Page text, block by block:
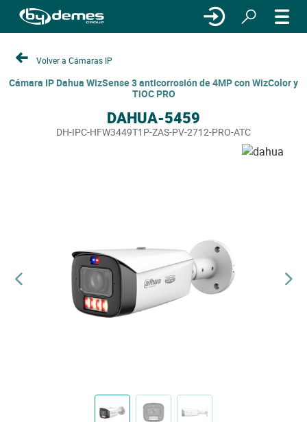
Volver a Cámaras IP
Cámara IP Dahua WizSense 3 anticorrosión de 4MP con WizColor y
TiOC PRO
DAHUA-5459
DH-IPC-HFW3449T1P-ZAS-PV-2712-PRO-ATC